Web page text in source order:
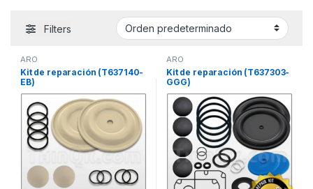
Filters
ARO
Kit de reparación (T637140-
EB)
ARO
Kit de reparación (T637303-
GGG)